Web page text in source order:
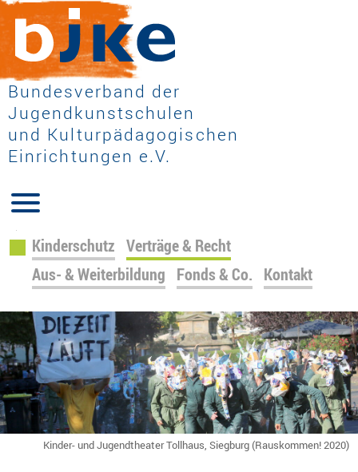
Bundesverband der
Jugendkunstschulen
und Kulturpädagogischen
Einrichtungen e.V.
Navigation
überspringen
Kinderschutz Verträge & Recht
Aus- & Weiterbildung Fonds & Co. Kontakt
Kinder- und Jugendtheater Tollhaus, Siegburg (Rauskommen! 2020)